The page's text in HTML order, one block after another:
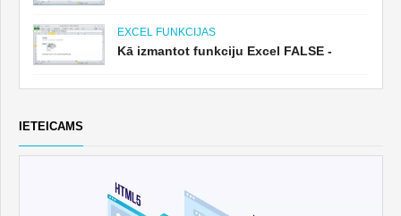
EXCEL FUNKCIJAS
Kā izmantot funkciju Excel FALSE -
IETEICAMS